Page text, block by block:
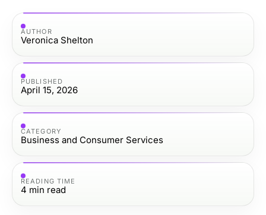
AUTHOR
Veronica Shelton
PUBLISHED
April 15, 2026
CATEGORY
Business and Consumer Services
READING TIME
4 min read